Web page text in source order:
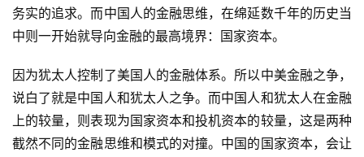
务实的追求。而中国人的金融思维，在绵延数千年的历史当
中则一开始就导向金融的最高境界：国家资本。
因为犹太人控制了美国人的金融体系。所以中美金融之争，
说白了就是中国人和犹太人之争。而中国人和犹太人在金融
上的较量，则表现为国家资本和投机资本的较量，这是两种
截然不同的金融思维和模式的对撞。中国的国家资本，会让